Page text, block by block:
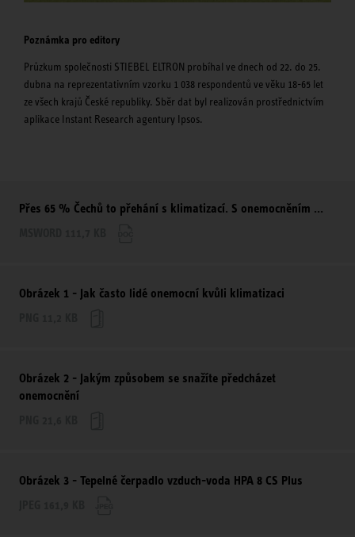
Poznámka pro editory
Průzkum společnosti STIEBEL ELTRON probíhal ve dnech od 22. do 25.
dubna na reprezentativním vzorku 1 038 respondentů ve věku 18-65 let
ze všech krajů České republiky. Sběr dat byl realizován prostřednictvím
aplikace Instant Research agentury Ipsos.
Přes 65 % Čechů to přehání s klimatizací. S onemocněním ...
Obrázek 1 - Jak často lidé onemocní kvůli klimatizaci
Obrázek 2 - Jakým způsobem se snažíte předcházet
onemocnění
Obrázek 3 - Tepelné čerpadlo vzduch-voda HPA 8 CS Plus